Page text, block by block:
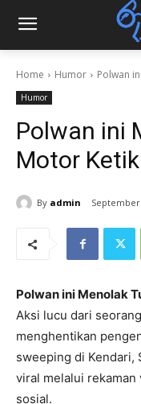
Home Humor Polwan
Humor
Polwan ini
Motor
By admin September
Polwan ini Menolak
Aksi lucu dari
menghentikan
sweeping di Kendari,
viral melalui
sosial.